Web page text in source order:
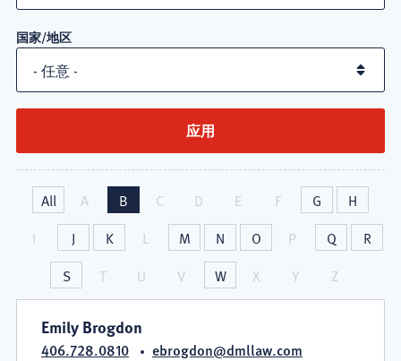
Primerus
人
身
伤
害
研
究
所
国家/地区
All A B C D E F G
H
I
J K L M N O P Q
R
S
T U V W X Y Z
Emily Brogdon
406.728.0810 ebrogdon@dmllaw.com